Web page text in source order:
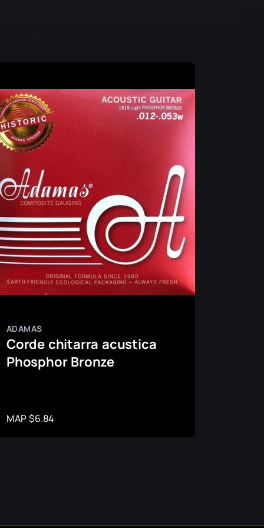
ADAMAS
Corde chitarra acustica
Phosphor Bronze
MAP $6.84